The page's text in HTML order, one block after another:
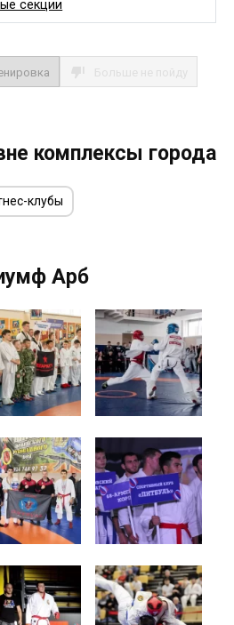
секции
комплексы города
клубы
Арб